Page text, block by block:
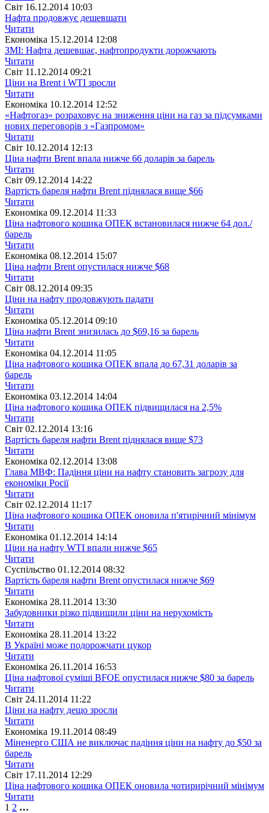
Свiт 16.12.2014 10:03
Нафта продовжує дешевшати
Читати
Економіка 15.12.2014 12:08
ЗМІ: Нафта дешевшає, нафтопродукти дорожчають
Читати
Свiт 11.12.2014 09:21
Ціни на Brent і WTI зросли
Читати
Економіка 10.12.2014 12:52
«Нафтогаз» розраховує на зниження ціни на газ за підсумками
нових переговорів з «Газпромом»
Читати
Свiт 10.12.2014 12:13
Ціна нафти Brent впала нижче 66 доларів за барель
Читати
Свiт 09.12.2014 14:22
Вартість бареля нафти Brent піднялася вище $66
Читати
Економіка 09.12.2014 11:33
Ціна нафтового кошика ОПЕК встановилася нижче 64 дол./
барель
Читати
Економіка 08.12.2014 15:07
Ціна нафти Brent опустилася нижче $68
Читати
Свiт 08.12.2014 09:35
Ціни на нафту продовжують падати
Читати
Економіка 05.12.2014 09:10
Ціна нафти Brent знизилась до $69,16 за барель
Читати
Економіка 04.12.2014 11:05
Ціна нафтового кошика ОПЕК впала до 67,31 доларів за
барель
Читати
Економіка 03.12.2014 14:04
Ціна нафтового кошика ОПЕК підвищилася на 2,5%
Читати
Свiт 02.12.2014 13:16
Вартість бареля нафти Brent піднялася вище $73
Читати
Економіка 02.12.2014 13:08
Глава МВФ: Падіння ціни на нафту становить загрозу для
економіки Росії
Читати
Свiт 02.12.2014 11:17
Ціна нафтового кошика ОПЕК оновила п'ятирічний мінімум
Читати
Економіка 01.12.2014 14:14
Ціни на нафту WTI впали нижче $65
Читати
Суспiльство 01.12.2014 08:32
Вартість бареля нафти Brent опустилася нижче $69
Читати
Економіка 28.11.2014 13:30
Забудовники різко підвищили ціни на нерухомість
Читати
Економіка 28.11.2014 13:22
В Україні може подорожчати цукор
Читати
Економіка 26.11.2014 16:53
Ціна нафтової суміші BFOE опустилася нижче $80 за барель
Читати
Свiт 24.11.2014 11:22
Ціни на нафту дещо зросли
Читати
Економіка 19.11.2014 08:49
Міненерго США не виключає падіння ціни на нафту до $50 за
барель
Читати
Свiт 17.11.2014 12:29
Ціна нафтового кошика ОПЕК оновила чотирирічний мінімум
Читати
1 2 …